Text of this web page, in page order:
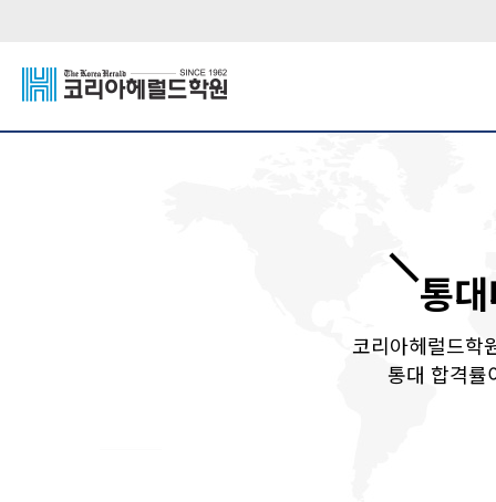
통
코리아헤럴드학
통대 합격률